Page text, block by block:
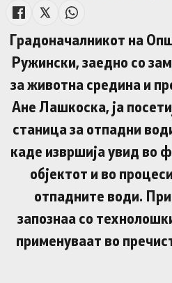
Градоначалникот на
Ружински, заедно со
за животна средина и
Ане Лашкоска, ја
станица за отпадни
каде извршија увид во
објектот и во
отпадните води.
запознаа со
применуваат во